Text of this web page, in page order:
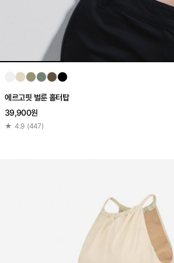
에르고핏 벌룬 홀터탑
39,900원
★ 4.9 (447)